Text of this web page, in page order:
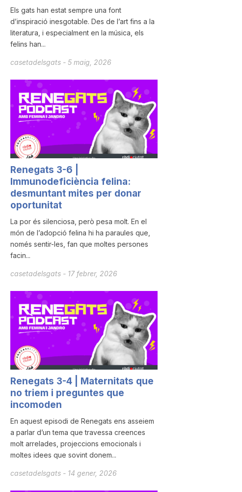
Els gats han estat sempre una font
d’inspiració inesgotable. Des de l’art fins a la
literatura, i especialment en la música, els
felins han...
casetadelsgats - 5 maig, 2026
Renegats 3-6 |
Immunodeficiència felina:
desmuntant mites per donar
oportunitat
La por és silenciosa, però pesa molt. En el
món de l’adopció felina hi ha paraules que,
només sentir-les, fan que moltes persones
facin...
casetadelsgats - 17 febrer, 2026
Renegats 3-4 | Maternitats que
no triem i preguntes que
incomoden
En aquest episodi de Renegats ens asseiem
a parlar d’un tema que travessa creences
molt arrelades, projeccions emocionals i
moltes idees que sovint donem...
casetadelsgats - 14 gener, 2026